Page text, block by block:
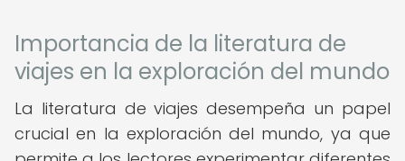
Importancia de la literatura de
viajes en la exploración del mundo
La literatura de viajes desempeña un papel
crucial en la exploración del mundo, ya que